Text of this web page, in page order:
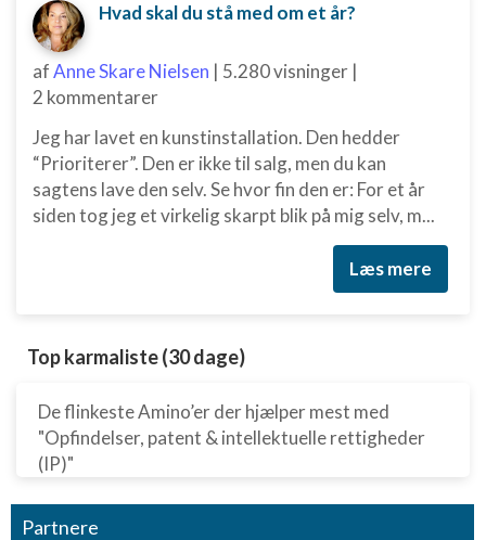
Hvad skal du stå med om et år?
afAnne Skare Nielsen | 5.280 visninger |
2 kommentarer
Jeg har lavet en kunstinstallation. Den hedder
“Prioriterer”. Den er ikke til salg, men du kan
sagtens lave den selv. Se hvor fin den er: For et år
siden tog jeg et virkelig skarpt blik på mig selv, m...
Læs mere
Top karmaliste (30 dage)
De flinkeste Amino’er der hjælper mest med
"Opfindelser, patent & intellektuelle rettigheder
(IP)"
Partnere